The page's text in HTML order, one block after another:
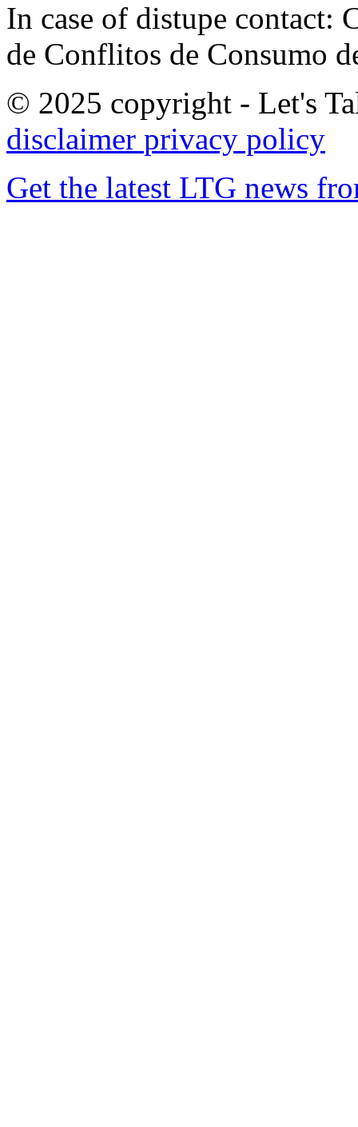
In case of distupe contact:
de Conflitos de Consumo
© 2025 copyright - Let's
disclaimer privacy policy
Get the latest LTG news